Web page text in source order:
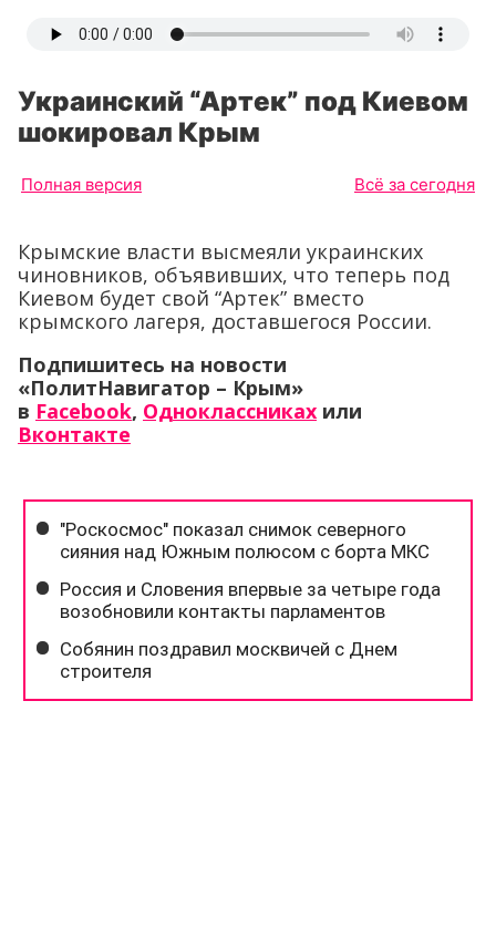
Украинский “Артек” под Киевом
шокировал Крым
Полная версия Всё за сегодня
Крымские власти высмеяли украинских
чиновников, объявивших, что теперь под
Киевом будет свой “Артек” вместо
крымского лагеря, доставшегося России.
Подпишитесь на новости
«ПолитНавигатор – Крым»
в Facebook, Одноклассниках или
Вконтакте